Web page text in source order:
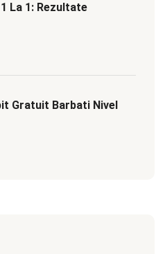
La 1: Rezultate
Gratuit Barbati Nivel